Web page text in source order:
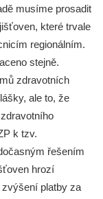
musíme prosadit
které trvale
regionálním.
stejně.
zdravotních
ale to, že
k tzv.
řešením
hrozí
platby za